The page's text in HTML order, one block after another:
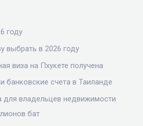
году
выбрать в 2026 году
виза на Пхукете получена
банковские счета в Таиланде
для владельцев недвижимости
бат